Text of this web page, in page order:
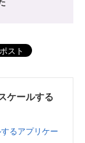
ポスト
ケールする
るアプリケー